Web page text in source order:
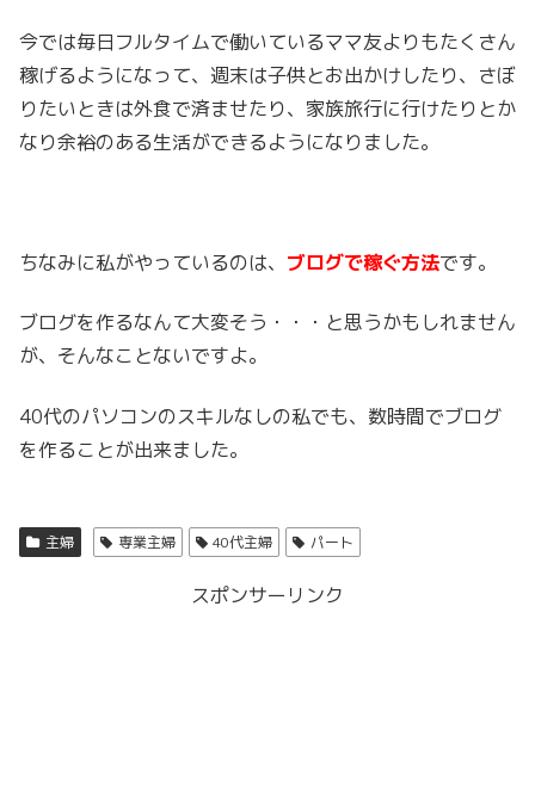
今では毎日フルタイムで働いているママ友よりもたくさん
稼げるようになって、週末は子供とお出かけしたり、さぼ
りたいときは外食で済ませたり、家族旅行に行けたりとか
なり余裕のある生活ができるようになりました。
ちなみに私がやっているのは、 ブログで稼ぐ方法です。
ブログを作るなんて大変そう・・・と思うかもしれません
が、そんなことないですよ。
40代のパソコンのスキルなしの私でも、数時間でブログ
を作ることが出来ました。
主婦 専業主婦 40代主婦 パート
スポンサーリンク